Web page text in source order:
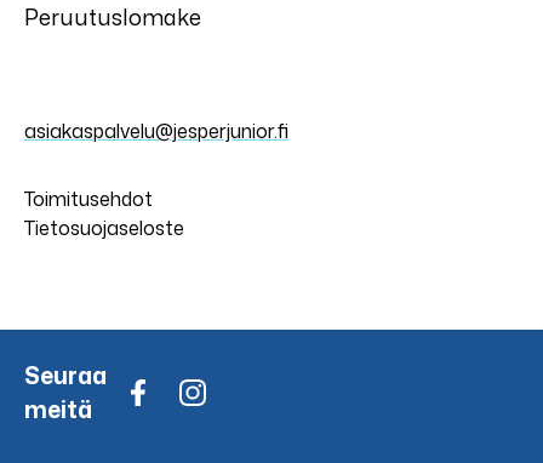
Peruutuslomake
asiakaspalvelu@jesperjunior.fi
Toimitusehdot
Tietosuojaseloste
Seuraa
meitä